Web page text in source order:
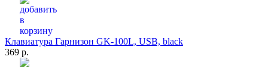
Клавиатура Гарнизон GK-100L, USB, black
369 р.